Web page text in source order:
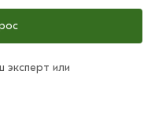
эксперт или